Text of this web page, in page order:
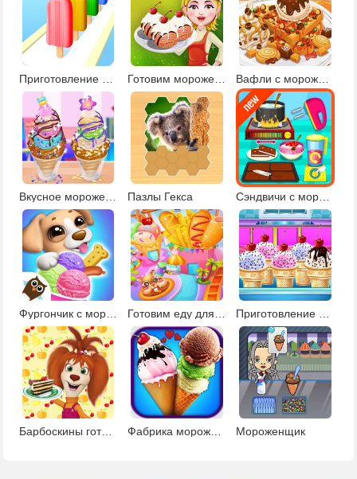
Готовим мороженое вместе с Барби Вафли с мороженым
Вкусное мороженое Чуррос Пазлы Гекса Сэндвичи с мороженым
Фургончик с мороженым Готовим еду для карнавала 2 Приготовление рожков с мороженым
Барбоскины готовка Фабрика мороженого Мороженщик